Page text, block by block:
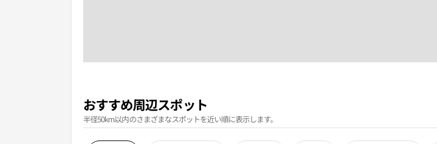
おすすめ周辺スポット
半径50km以内のさまざまなスポットを近い順に表示します。